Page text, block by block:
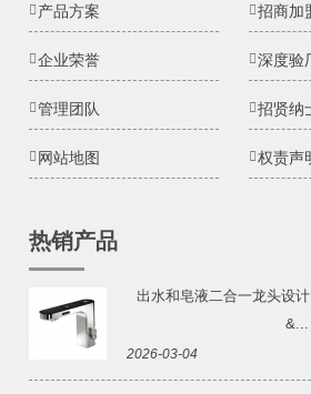
产品方案 招商加
企业荣誉 深度验
管理团队 招贤纳
网站地图 权责声
热销产品
出水和皂液二合一龙头设
&...
2026-03-04